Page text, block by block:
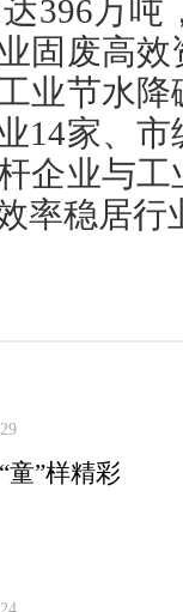
396万吨
固废高
业节水
14家、
企业与
率稳居行
童”样精彩